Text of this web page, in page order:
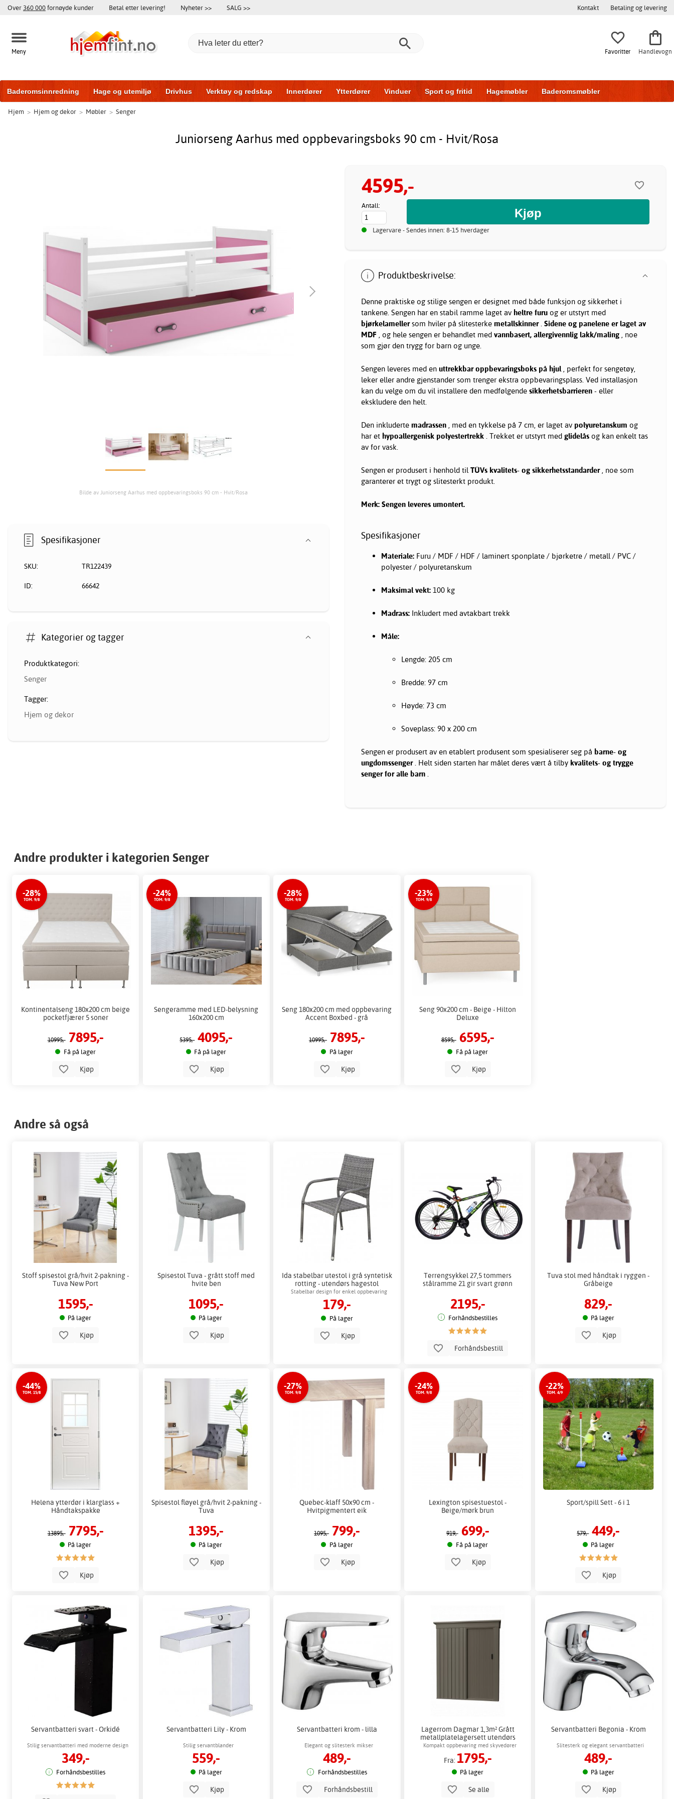
Over 360 000fornøyde kunder Betal etter levering! Nyheter >> SALG >> Kontakt Betaling og levering
Meny Favoritter Handlevogn
Baderomsinnredning Hage og utemiljø Drivhus Verktøy og redskap Innerdører Ytterdører Vinduer Sport og fritid Hagemøbler Baderomsmøbler
Hytter og friggeboder Hjem og innredning
Hjem > Hjem og dekor > Møbler > Senger
Juniorseng Aarhus med oppbevaringsboks 90 cm - Hvit/Rosa
Bilde av Juniorseng Aarhus med oppbevaringsboks 90 cm - Hvit/Rosa
4595,-
Antall:
Lagervare - Sendes innen: 8-15 hverdager
Produktbeskrivelse:
Denne praktiske og stilige sengen er designet med både funksjon og sikkerhet i
tankene. Sengen har en stabil ramme laget av heltre furu og er utstyrt med
bjørkelamellersom hviler på slitesterke metallskinner. Sidene og panelene er laget av
MDF , og hele sengen er behandlet med vannbasert, allergivennlig lakk/maling , noe
som gjør den trygg for barn og unge.
Sengen leveres med en uttrekkbar oppbevaringsboks på hjul , perfekt for sengetøy,
leker eller andre gjenstander som trenger ekstra oppbevaringsplass. Ved installasjon
kan du velge om du vil installere den medfølgende sikkerhetsbarrieren - eller
ekskludere den helt.
Den inkluderte madrassen , med en tykkelse på 7 cm, er laget av polyuretanskum og
har et hypoallergenisk polyestertrekk . Trekket er utstyrt med glidelås og kan enkelt tas
av for vask.
Sengen er produsert i henhold til TÜVs kvalitets- og sikkerhetsstandarder, noe som
garanterer et trygt og slitesterkt produkt.
Merk: Sengen leveres umontert.
Spesifikasjoner
Materiale: Furu / MDF / HDF / laminert sponplate / bjørketre / metall / PVC /
polyester / polyuretanskum
Maksimal vekt: 100 kg
Madrass: Inkludert med avtakbart trekk
Måle:
Lengde: 205 cm
Bredde: 97 cm
Høyde: 73 cm
Soveplass: 90 x 200 cm
Sengen er produsert av en etablert produsent som spesialiserer seg på barne- og
ungdomssenger. Helt siden starten har målet deres vært å tilby kvalitets- og trygge
sengerfor alle barn .
Spesifikasjoner
SKU: TR122439
ID: 66642
Kategorier og tagger
Produktkategori:
Senger
Tagger:
Hjem og dekor
Andre produkter i kategorien Senger
-28%
TOM. 9/8
Kontinentalseng 180x200 cm beige
pocketfjærer 5 soner
10995,- 7895,-
Få på lager
Kjøp
-24%
TOM. 9/8
Sengeramme med LED-belysning
160x200 cm
5395,- 4095,-
Få på lager
Kjøp
-28%
TOM. 9/8
Seng 180x200 cm med oppbevaring
Accent Boxbed - grå
10995,- 7895,-
På lager
Kjøp
-23%
TOM. 9/8
Seng 90x200 cm - Beige - Hilton
Deluxe
8595,- 6595,-
Få på lager
Kjøp
Andre så også
Stoff spisestol grå/hvit 2-pakning -
Tuva New Port
1595,-
På lager
Kjøp
Spisestol Tuva - grått stoff med
hvite ben
1095,-
På lager
Kjøp
Ida stabelbar utestol i grå syntetisk
rotting - utendørs hagestol
Stabelbar design for enkel oppbevaring
utendørs
179,-
På lager
Kjøp
Terrengsykkel 27,5 tommers
stålramme 21 gir svart grønn
2195,-
Forhåndsbestilles
Forhåndsbestill
Tuva stol med håndtak i ryggen -
Gråbeige
829,-
På lager
Kjøp
-44%
TOM. 15/8
Helena ytterdør i klarglass +
Håndtakspakke
13895,- 7795,-
På lager
Kjøp
Spisestol fløyel grå/hvit 2-pakning -
Tuva
1395,-
På lager
Kjøp
-27%
TOM. 9/8
Quebec-klaff 50x90 cm -
Hvitpigmentert eik
1095,- 799,-
På lager
Kjøp
-24%
TOM. 9/8
Lexington spisestuestol -
Beige/mørk brun
919,- 699,-
Få på lager
Kjøp
-22%
TOM. 4/9
Sport/spill Sett - 6 i 1
579,- 449,-
På lager
Kjøp
Servantbatteri svart - Orkidé
Stilig servantbatteri med moderne design
349,-
Forhåndsbestilles
Servantbatteri Lily - Krom
Stilig servantblander
559,-
På lager
Kjøp
Servantbatteri krom - lilla
Elegant og slitesterk mikser
489,-
Forhåndsbestilles
Forhåndsbestill
Lagerrom Dagmar 1,3m² Grått
metallplatelagersett utendørs
Kompakt oppbevaring med skyvedører
Fra: 1795,-
På lager
Se alle
Servantbatteri Begonia - Krom
Slitesterk og elegant servantbatteri
489,-
På lager
Kjøp